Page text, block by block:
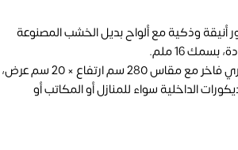
وذكية مع ألواح بديل الخشب المصنوعة
المنتج يتميز بتصميم عصري فاخر مع مقاس 280 سم ارتفاع × 20 سم عرض،
الداخلية سواء للمنازل أو المكاتب أو